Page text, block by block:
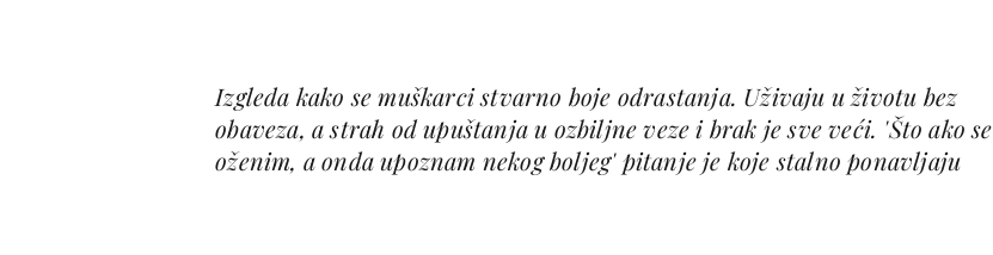
Izgleda kako se muškarci stvarno boje odrastanja. Uživaju u životu bez
obaveza, a strah od upuštanja u ozbiljne veze i brak je sve veći. 'Što ako se
oženim, a onda upoznam nekog boljeg' pitanje je koje stalno ponavljaju
Viber